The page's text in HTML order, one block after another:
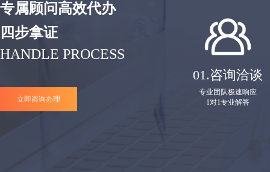
专属顾问高效代办
四步拿证
HANDLE PROCESS
立即咨询办理
01.咨询洽谈
专业团队极速响应
1对1专业解答